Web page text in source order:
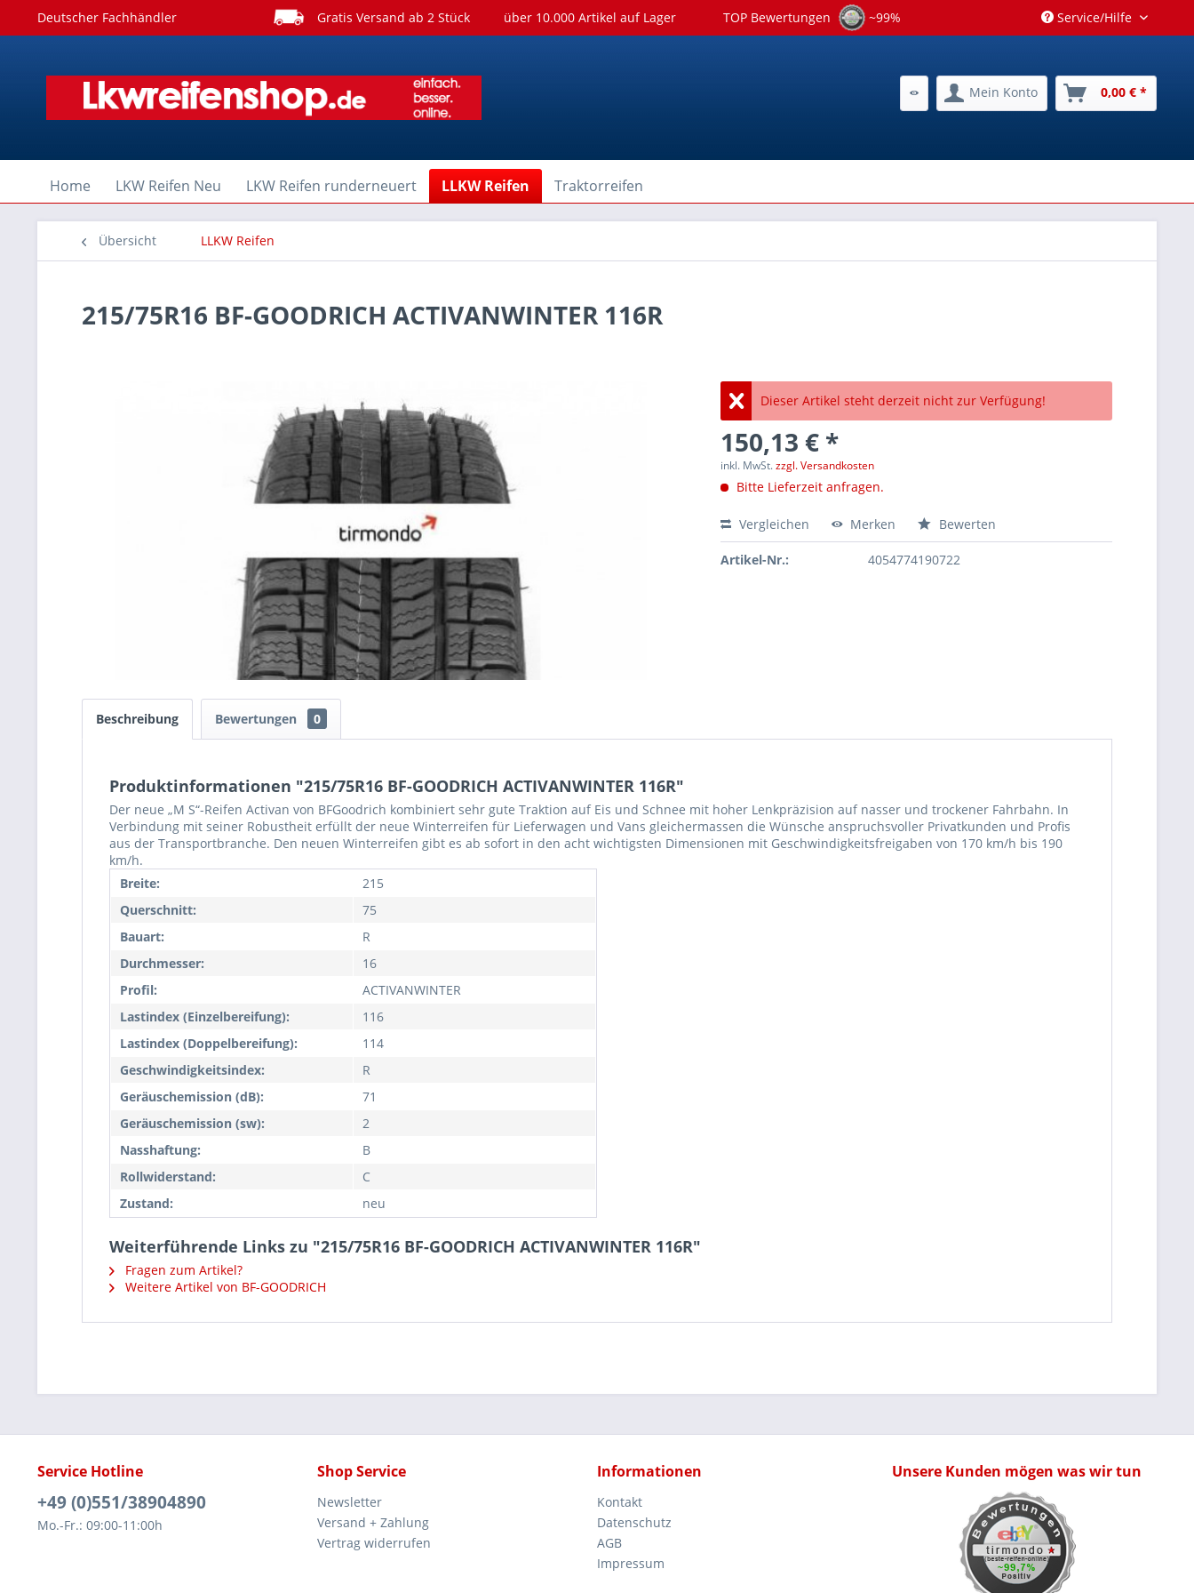
Deutscher Fachhändler Gratis Versand ab 2 Stück über 10.000 Artikel auf Lager TOP Bewertungen ~99% Service/Hilfe
Mein Konto 0,00 € *
Home LKW Reifen Neu LKW Reifen runderneuert LLKW Reifen Traktorreifen
Übersicht LLKW Reifen
215/75R16 BF-GOODRICH ACTIVANWINTER 116R
Dieser Artikel steht derzeit nicht zur Verfügung!
150,13 € *
inkl. MwSt.zzgl. Versandkosten
Bitte Lieferzeit anfragen.
Vergleichen Merken Bewerten
Artikel-Nr.: 4054774190722
Beschreibung Bewertungen 0
Produktinformationen "215/75R16 BF-GOODRICH ACTIVANWINTER 116R"
Der neue „M S“-Reifen Activan von BFGoodrich kombiniert sehr gute Traktion auf Eis und Schnee mit hoher Lenkpräzision auf nasser und trockener Fahrbahn. In
Verbindung mit seiner Robustheit erfüllt der neue Winterreifen für Lieferwagen und Vans gleichermassen die Wünsche anspruchsvoller Privatkunden und Profis
aus der Transportbranche. Den neuen Winterreifen gibt es ab sofort in den acht wichtigsten Dimensionen mit Geschwindigkeitsfreigaben von 170 km/h bis 190
km/h.
Breite:
215
Querschnitt:
75
Bauart:
R
Durchmesser:
16
Profil:
ACTIVANWINTER
Lastindex (Einzelbereifung):
116
Lastindex (Doppelbereifung):
114
Geschwindigkeitsindex:
R
Geräuschemission (dB):
71
Geräuschemission (sw):
2
Nasshaftung:
B
Rollwiderstand:
C
Zustand:
neu
Weiterführende Links zu "215/75R16 BF-GOODRICH ACTIVANWINTER 116R"
Fragen zum Artikel?
Weitere Artikel von BF-GOODRICH
Service Hotline
+49 (0)551/38904890
Mo.-Fr.: 09:00-11:00h
Shop Service
Newsletter
Versand + Zahlung
Vertrag widerrufen
Informationen
Kontakt
Datenschutz
AGB
Impressum
Unsere Kunden mögen was wir tun